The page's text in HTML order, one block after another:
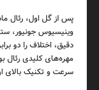
وینیسیوس جونیور،
دقیق، اختلاف را دو
مهره‌های کلیدی رئال
سرعت و تکنیک بالای